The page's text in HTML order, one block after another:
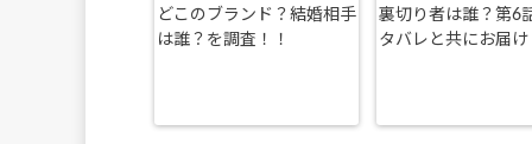
どこのブランド？結婚相手
は誰？を調査！！
裏切り者は誰？第6
タバレと共にお届け